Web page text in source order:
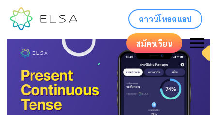
ดาวน์โหลดแอป
สมัครเรียน